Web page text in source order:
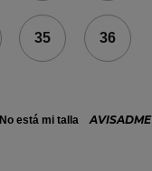
35 36
No está mi talla AVISADME